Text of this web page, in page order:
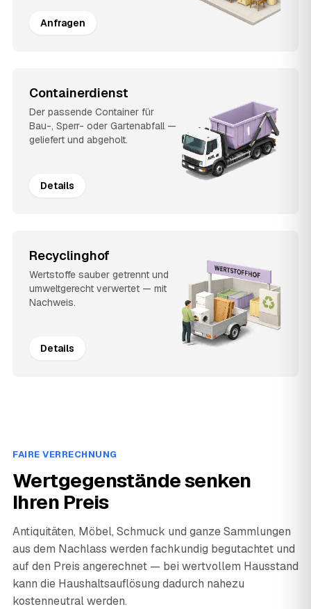
Anfragen
Containerdienst
Der passende Container für
Bau-, Sperr- oder Gartenabfall —
geliefert und abgeholt.
Details
Recyclinghof
Wertstoffe sauber getrennt und
umweltgerecht verwertet — mit
Nachweis.
Details
FAIRE VERRECHNUNG
Wertgegenstände senken
Ihren Preis
Antiquitäten, Möbel, Schmuck und ganze Sammlungen
aus dem Nachlass werden fachkundig begutachtet und
auf den Preis angerechnet — bei wertvollem Hausstand
kann die Haushaltsauflösung dadurch nahezu
kostenneutral werden.